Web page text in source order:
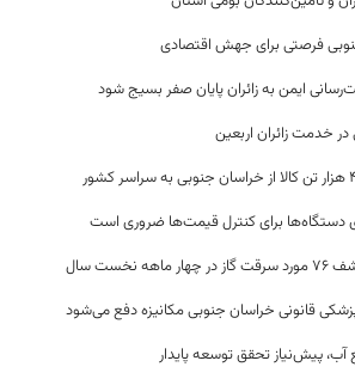
فرصتی برای جهش اقتصادی
ایمن به زائران پایان صفر بسیج شود
دستگاه‌ها برای کنترل قیمت‌ها ضروری است
قانونی خراسان جنوبی مکانیزه دفع می‌شود
پیش‌نیاز تحقق توسعه پایدار